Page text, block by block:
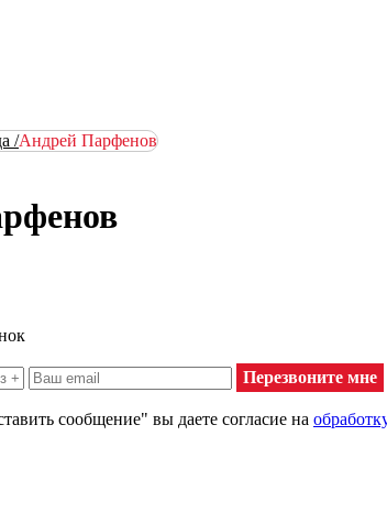
/Андрей Парфенов
Перезвоните мне
сообщение" вы даете согласие на